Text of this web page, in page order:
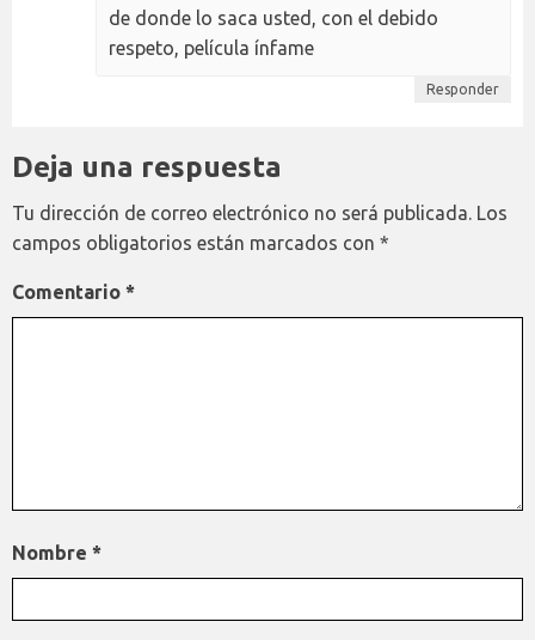
de donde lo saca usted, con el debido
respeto, película ínfame
Responder
Deja una respuesta
Tu dirección de correo electrónico no será publicada. Los
campos obligatorios están marcados con *
Comentario *
Nombre *